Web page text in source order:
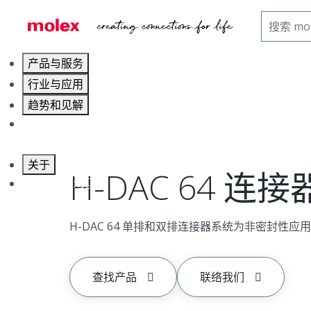
产品与服务
行业与应用
趋势和见解
关于
联系 Molex莫仕
汽车密封式印刷线路板/电线连接器
H-DAC 64 连接
H-DAC 64 单排和双排连接器系统为非密封性应
查找产品 联络我们